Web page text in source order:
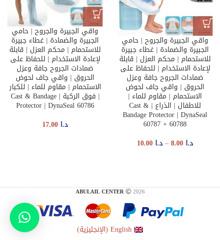
واقي الجبيرة والجروح | حامي
الجبيرة والضمادة | غطاء جبيرة
للاستحمام | محكم العزل | قابلة
لإعادة الاستخدام | للحفاظ على
ضمادات الجروح جافة وعزل
الحروق | واقي جاف لحوض
الاستحمام | مقاوم للماء | للكبار
| فوق الركبة | Cast & Bandage
Protector | DynaSeal 60786
د.ا 17.00
واقي الجبيرة والجروح | حامي
الجبيرة والضمادة | غطاء جبيرة
للاستحمام | محكم العزل | قابلة
لإعادة الاستخدام | للحفاظ على
ضمادات الجروح جافة وعزل
الحروق | واقي جاف لحوض
الاستحمام | مقاوم للماء |
للاطفال | الذراع | Cast &
Bandage Protector | DynaSeal
60787 + 60788
د.ا 8.00
–د.ا 10.00
ABULAIL CENTER 2026
English
(الإنجليزية)